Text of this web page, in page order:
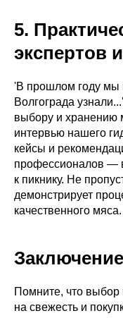
5.
экспертов
'В прошлом году мы
Волгограда
выбору и хранению
интервью нашего
кейсы и
профессионалов —
к пикнику. Не
демонстрирует
качественного мяса.
Помните, что выбор
на свежесть и